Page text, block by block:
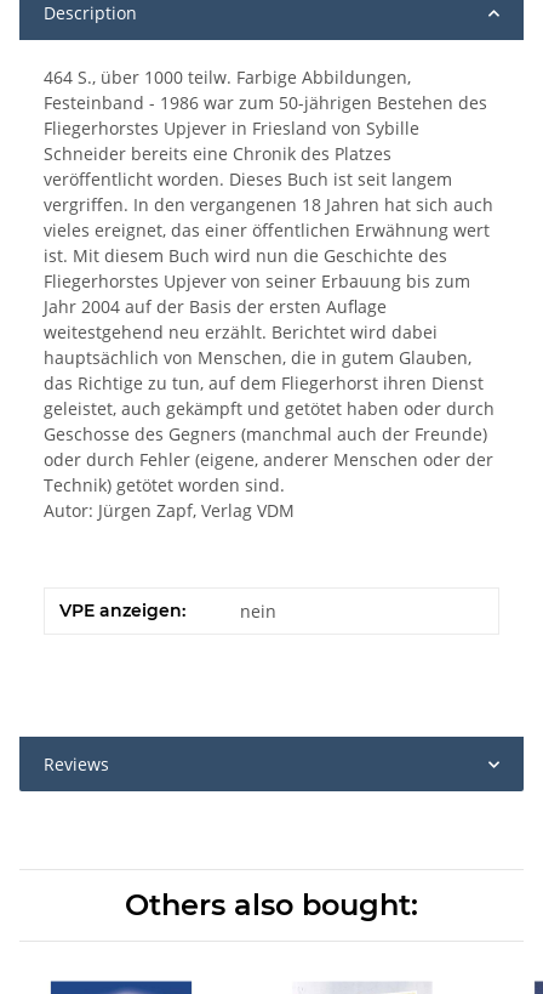
Description
464 S., über 1000 teilw. Farbige Abbildungen,
Festeinband - 1986 war zum 50-jährigen Bestehen des
Fliegerhorstes Upjever in Friesland von Sybille
Schneider bereits eine Chronik des Platzes
veröffentlicht worden. Dieses Buch ist seit langem
vergriffen. In den vergangenen 18 Jahren hat sich auch
vieles ereignet, das einer öffentlichen Erwähnung wert
ist. Mit diesem Buch wird nun die Geschichte des
Fliegerhorstes Upjever von seiner Erbauung bis zum
Jahr 2004 auf der Basis der ersten Auflage
weitestgehend neu erzählt. Berichtet wird dabei
hauptsächlich von Menschen, die in gutem Glauben,
das Richtige zu tun, auf dem Fliegerhorst ihren Dienst
geleistet, auch gekämpft und getötet haben oder durch
Geschosse des Gegners (manchmal auch der Freunde)
oder durch Fehler (eigene, anderer Menschen oder der
Technik) getötet worden sind.
Autor: Jürgen Zapf, Verlag VDM
VPE anzeigen: nein
Reviews
Others also bought: